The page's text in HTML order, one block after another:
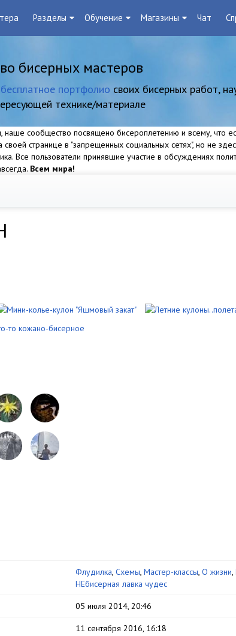
Разделы Обучение Магазины Чат
бисерных мастеров
бесплатное портфолио своих бисерных работ,
технике/материале
наше сообщество посвящено бисероплетению и всему, что
своей странице в "запрещенных социальных сетях", но не
Все пользователи принявшие участие в обсуждениях
Всем мира!
Флудилка, Схемы, Мастер-классы, О жизни,
НЕбисерная лавка чудес
05 июля 2014, 20:46
11 сентября 2016, 16:18